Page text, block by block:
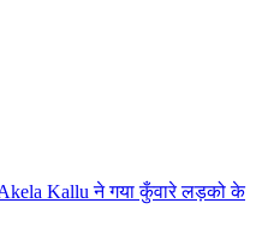
Akela Kallu ने गया कुँवारे लड़को के